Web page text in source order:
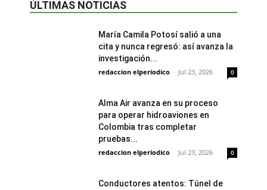
ÚLTIMAS NOTICIAS
María Camila Potosí salió a una
cita y nunca regresó: así avanza la
investigación...
redaccion elperiodico - Jul 23, 2026 0
Alma Air avanza en su proceso
para operar hidroaviones en
Colombia tras completar
pruebas...
redaccion elperiodico - Jul 23, 2026 0
Conductores atentos: Túnel de